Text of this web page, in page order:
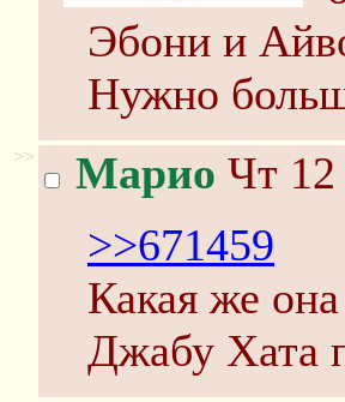
Эбони и
Нужно
>> Марио Чт
>>671459
Какая же
Джабу Хата